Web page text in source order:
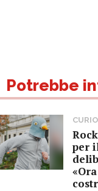
Potrebbe
per